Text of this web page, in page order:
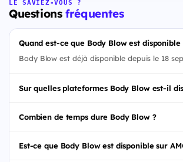
LE SAVIEZ-VOUS ?
Questionsfréquentes
Quand est-ce que Body Blow est disponible
Body Blow est déjà disponible depuis le 18
Sur quelles plateformes Body Blow est-il
Combien de temps dure Body Blow ?
Est-ce que Body Blow est disponible sur